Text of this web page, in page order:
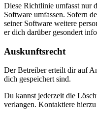
Diese Richtlinie umfasst nur
Software umfassen. Sofern
seiner Software weitere
er dich darüber gesondert
Auskunftsrecht
Der Betreiber erteilt dir auf
dich gespeichert sind.
Du kannst jederzeit die
verlangen. Kontaktiere